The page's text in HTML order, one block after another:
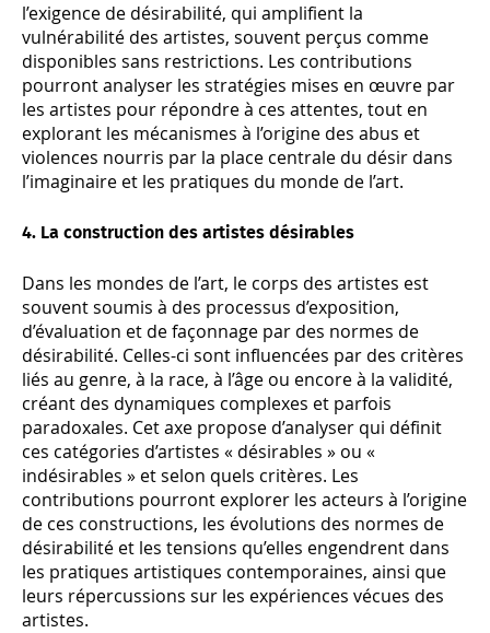
l’exigence de désirabilité, qui amplifient la
vulnérabilité des artistes, souvent perçus comme
disponibles sans restrictions. Les contributions
pourront analyser les stratégies mises en œuvre par
les artistes pour répondre à ces attentes, tout en
explorant les mécanismes à l’origine des abus et
violences nourris par la place centrale du désir dans
l’imaginaire et les pratiques du monde de l’art.
4. La construction des artistes désirables
Dans les mondes de l’art, le corps des artistes est
souvent soumis à des processus d’exposition,
d’évaluation et de façonnage par des normes de
désirabilité. Celles-ci sont influencées par des critères
liés au genre, à la race, à l’âge ou encore à la validité,
créant des dynamiques complexes et parfois
paradoxales. Cet axe propose d’analyser qui définit
ces catégories d’artistes « désirables » ou «
indésirables » et selon quels critères. Les
contributions pourront explorer les acteurs à l’origine
de ces constructions, les évolutions des normes de
désirabilité et les tensions qu’elles engendrent dans
les pratiques artistiques contemporaines, ainsi que
leurs répercussions sur les expériences vécues des
artistes.